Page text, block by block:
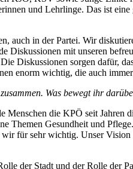
und Lehrlinge. Das ist
auch in der Partei. Wir
Diskussionen mit unseren
Diskussionen sorgen dafür,
enorm wichtig, die auch
Was bewegt ihr
Menschen die KPÖ seit Jahren
Themen Gesundheit und
für sehr wichtig. Unser
der Stadt und der Rolle der